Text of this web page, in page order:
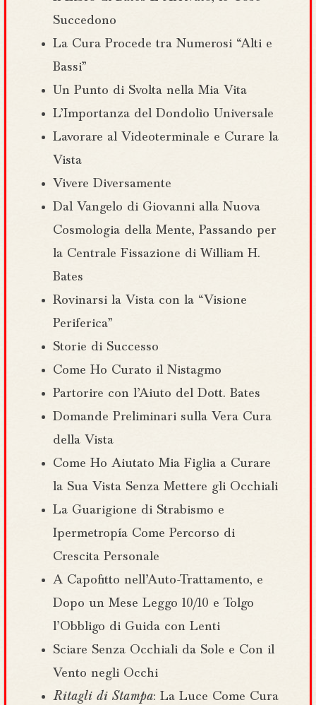
Succedono
La Cura Procede tra Numerosi “Alti e
Bassi”
Un Punto di Svolta nella Mia Vita
L’Importanza del Dondolìo Universale
Lavorare al Videoterminale e Curare la
Vista
Vivere Diversamente
Dal Vangelo di Giovanni alla Nuova
Cosmologia della Mente, Passando per
la Centrale Fissazione di William H.
Bates
Rovinarsi la Vista con la “Visione
Periferica”
Storie di Successo
Come Ho Curato il Nistagmo
Partorire con l’Aiuto del Dott. Bates
Domande Preliminari sulla Vera Cura
della Vista
Come Ho Aiutato Mia Figlia a Curare
la Sua Vista Senza Mettere gli Occhiali
La Guarigione di Strabismo e
Ipermetropía Come Percorso di
Crescita Personale
A Capofitto nell’Auto-Trattamento, e
Dopo un Mese Leggo 10/10 e Tolgo
l’Obbligo di Guida con Lenti
Sciare Senza Occhiali da Sole e Con il
Vento negli Occhi
Ritagli di Stampa: La Luce Come Cura